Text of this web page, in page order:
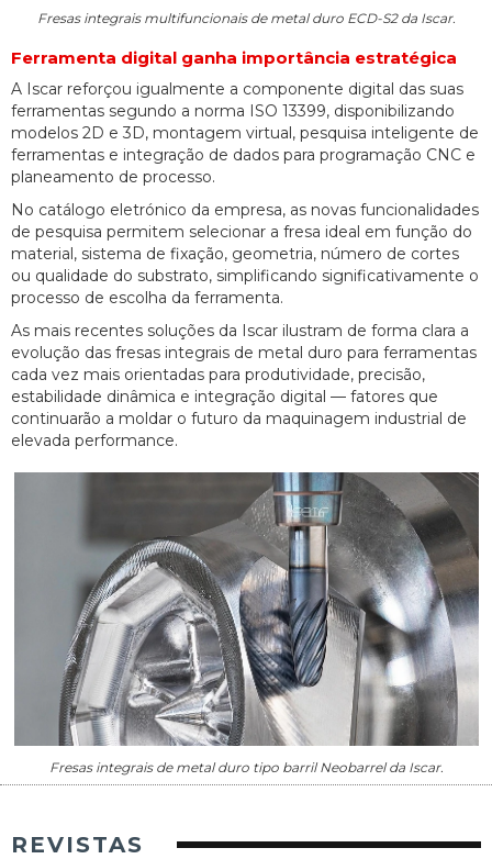
Fresas integrais multifuncionais de metal duro ECD-S2 da Iscar.
Ferramenta digital ganha importância estratégica
A Iscar reforçou igualmente a componente digital das suas
ferramentas segundo a norma ISO 13399, disponibilizando
modelos 2D e 3D, montagem virtual, pesquisa inteligente de
ferramentas e integração de dados para programação CNC e
planeamento de processo.
No catálogo eletrónico da empresa, as novas funcionalidades
de pesquisa permitem selecionar a fresa ideal em função do
material, sistema de fixação, geometria, número de cortes
ou qualidade do substrato, simplificando significativamente o
processo de escolha da ferramenta.
As mais recentes soluções da Iscar ilustram de forma clara a
evolução das fresas integrais de metal duro para ferramentas
cada vez mais orientadas para produtividade, precisão,
estabilidade dinâmica e integração digital — fatores que
continuarão a moldar o futuro da maquinagem industrial de
elevada performance.
Fresas integrais de metal duro tipo barril Neobarrel da Iscar.
REVISTAS